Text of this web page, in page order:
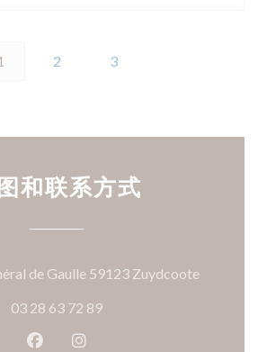
2 3
和联系方式
de Gaulle 59123 Zuydcoote((在新窗
03 28 63 72 89